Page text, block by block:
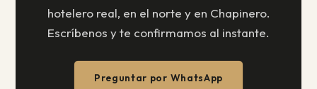
hotelero real, en el norte y en Chapinero.
Escríbenos y te confirmamos al instante.
Preguntar por WhatsApp